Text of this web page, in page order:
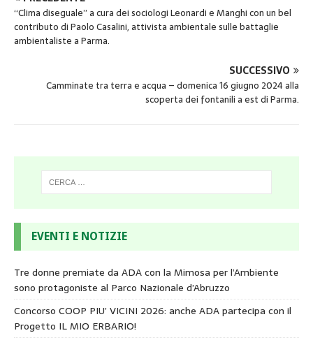
“Clima diseguale” a cura dei sociologi Leonardi e Manghi con un bel
contributo di Paolo Casalini, attivista ambientale sulle battaglie
ambientaliste a Parma.
SUCCESSIVO
Camminate tra terra e acqua – domenica 16 giugno 2024 alla
scoperta dei fontanili a est di Parma.
EVENTI E NOTIZIE
Tre donne premiate da ADA con la Mimosa per l’Ambiente
sono protagoniste al Parco Nazionale d’Abruzzo
Concorso COOP PIU’ VICINI 2026: anche ADA partecipa con il
Progetto IL MIO ERBARIO!